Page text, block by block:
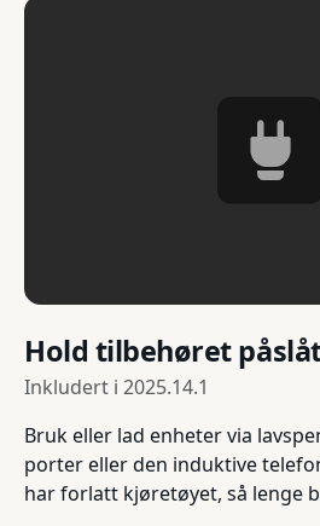
Hold tilbehøret
Inkludert i 2025.14.1
Bruk eller lad enheter via
porter eller den induktive
har forlatt kjøretøyet, så lenge